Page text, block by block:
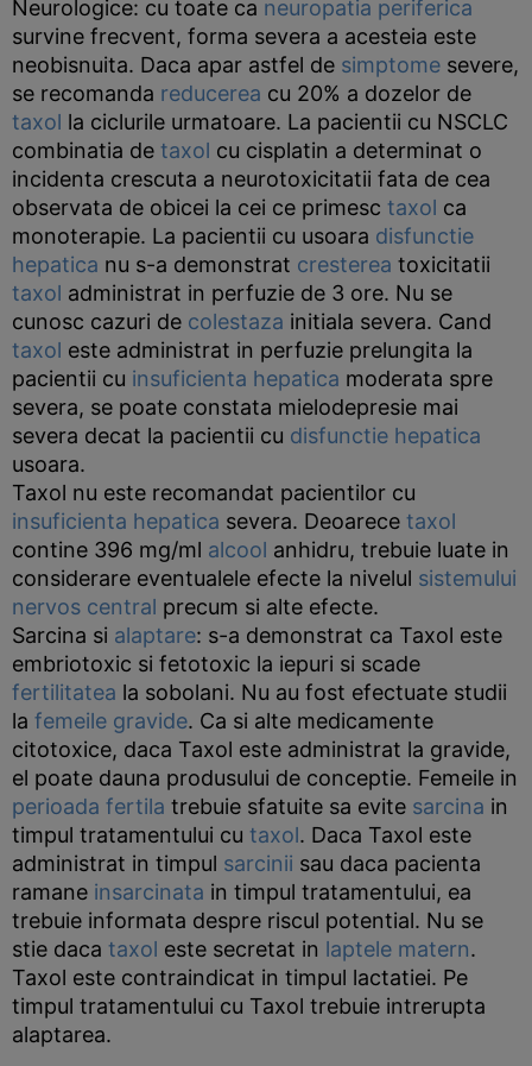
Neurologice: cu toate ca neuropatia periferica
survine frecvent, forma severa a acesteia este
neobisnuita. Daca apar astfel de simptome severe,
se recomanda reducerea cu 20% a dozelor de
taxol la ciclurile urmatoare. La pacientii cu NSCLC
combinatia de taxol cu cisplatin a determinat o
incidenta crescuta a neurotoxicitatii fata de cea
observata de obicei la cei ce primesc taxol ca
monoterapie. La pacientii cu usoara disfunctie
hepatica nu s-a demonstrat cresterea toxicitatii
taxol administrat in perfuzie de 3 ore. Nu se
cunosc cazuri de colestaza initiala severa. Cand
taxol este administrat in perfuzie prelungita la
pacientii cu insuficienta hepatica moderata spre
severa, se poate constata mielodepresie mai
severa decat la pacientii cu disfunctie hepatica
usoara.
Taxol nu este recomandat pacientilor cu
insuficienta hepatica severa. Deoarece taxol
contine 396 mg/ml alcool anhidru, trebuie luate in
considerare eventualele efecte la nivelul sistemului
nervos central precum si alte efecte.
Sarcina si alaptare: s-a demonstrat ca Taxol este
embriotoxic si fetotoxic la iepuri si scade
fertilitatea la sobolani. Nu au fost efectuate studii
la femeile gravide. Ca si alte medicamente
citotoxice, daca Taxol este administrat la gravide,
el poate dauna produsului de conceptie. Femeile in
perioada fertila trebuie sfatuite sa evite sarcina in
timpul tratamentului cu taxol. Daca Taxol este
administrat in timpul sarcinii sau daca pacienta
ramane insarcinata in timpul tratamentului, ea
trebuie informata despre riscul potential. Nu se
stie daca taxol este secretat in laptele matern.
Taxol este contraindicat in timpul lactatiei. Pe
timpul tratamentului cu Taxol trebuie intrerupta
alaptarea.